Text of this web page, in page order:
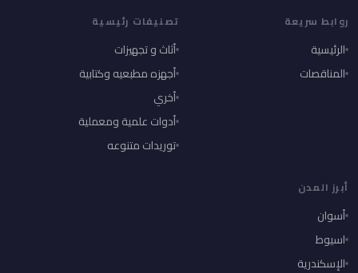
روابط سريعة
الرئيسية
المناقصات
تصنيفات رئيسية
أثاث و تجهيزات
أجهزه مطبعيه وكتابية
أخري
أدوات علمية ومعملية
توريدات متنوعه
أبرز المدن
أسوان
اسيوط
الإسكندرية